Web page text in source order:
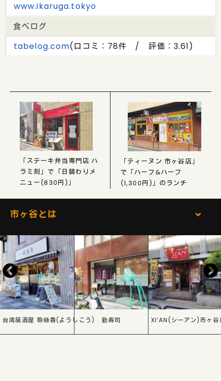
www.ikaruga.tokyo
食べログ
tabelog.com(口コミ：78件 / 評価：3.61)
「ステーキ弁当専門店 ハ
ラミ刻」で「日替わりメ
ニュー(830円)」
「ティーヌン 市ヶ谷店」
で「ハーフ&ハーフ
(1,300円)」のランチ
市ヶ谷とは
台湾居酒屋 酔絲香(ようしこう) 勤寿司 XI’AN(シーアン)市ヶ谷